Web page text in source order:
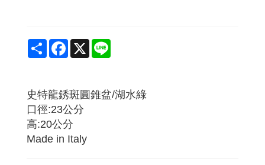
Share Facebook
X
史特龍銹斑圓錐盆/湖水綠
口徑:23公分
高:20公分
Made in Italy